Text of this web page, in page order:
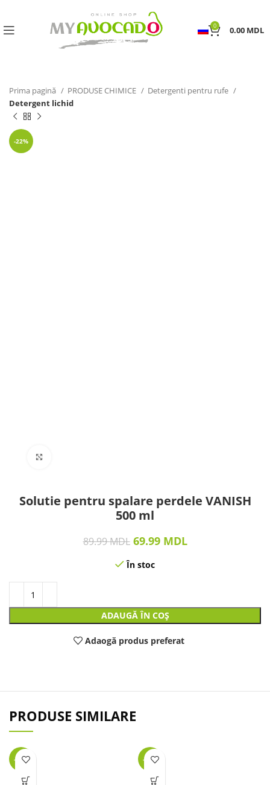
0 0.00 MDL
Prima pagină PRODUSE CHIMICE
Detergenti pentru rufe
Detergent lichid
-22%
Solutie pentru spalare perdele VANISH
500 ml
89.99MDL 69.99 MDL
În stoc
ADAUGĂ ÎN COȘ
Adaogă produs preferat
PRODUSE SIMILARE
-49% -38%